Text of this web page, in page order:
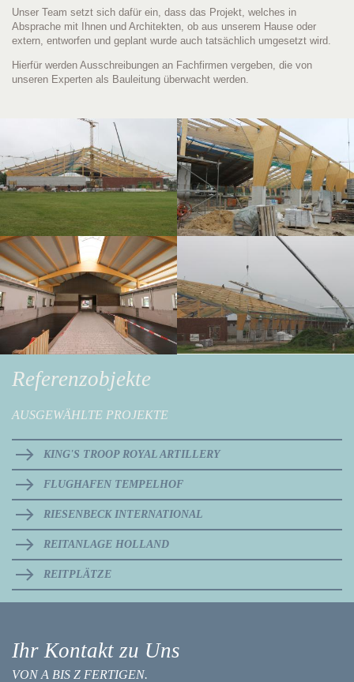
Unser Team setzt sich dafür ein, dass das Projekt, welches in
Absprache mit Ihnen und Architekten, ob aus unserem Hause oder
extern, entworfen und geplant wurde auch tatsächlich umgesetzt wird.
Hierfür werden Ausschreibungen an Fachfirmen vergeben, die von
unseren Experten als Bauleitung überwacht werden.
Referenzobjekte
AUSGEWÄHLTE PROJEKTE
KING'S TROOP ROYAL ARTILLERY
FLUGHAFEN TEMPELHOF
RIESENBECK INTERNATIONAL
REITANLAGE HOLLAND
REITPLÄTZE
Ihr Kontakt zu Uns
VON A BIS Z FERTIGEN.